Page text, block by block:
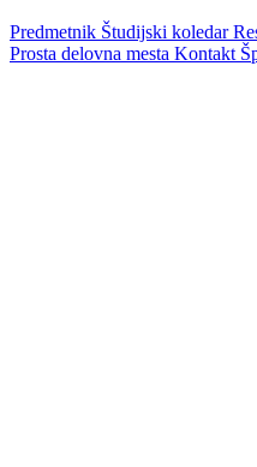
Predmetnik Študijski koledar
Prosta delovna mesta Kontakt